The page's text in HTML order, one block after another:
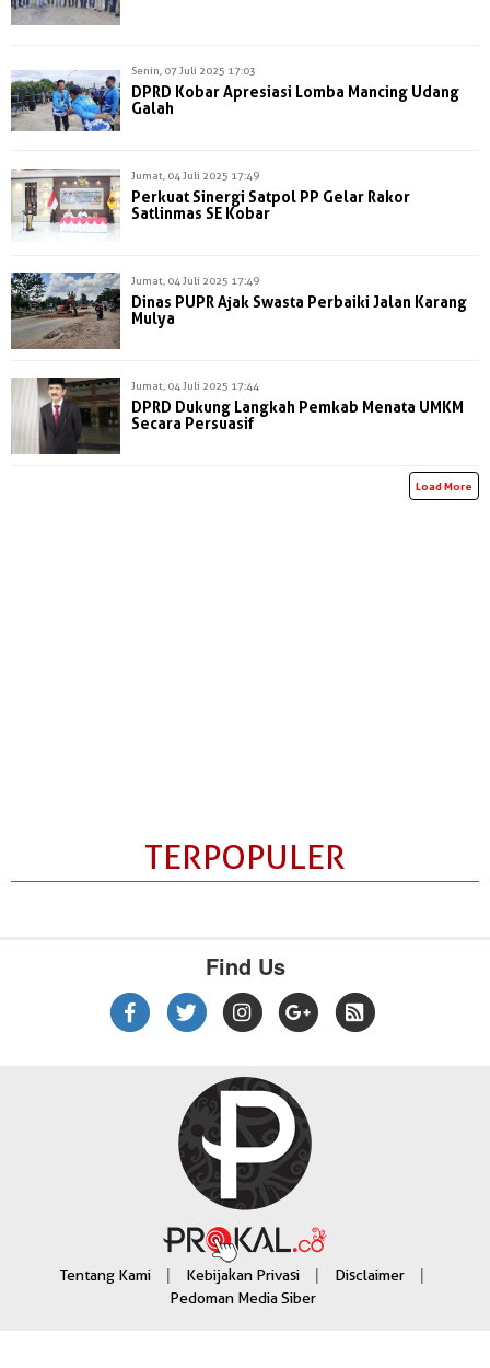
Senin, 07 Juli 2025 17:03
DPRD Kobar Apresiasi Lomba Mancing Udang
Galah
Jumat, 04 Juli 2025 17:49
Perkuat Sinergi Satpol PP Gelar Rakor
Satlinmas SE Kobar
Jumat, 04 Juli 2025 17:49
Dinas PUPR Ajak Swasta Perbaiki Jalan Karang
Mulya
Jumat, 04 Juli 2025 17:44
DPRD Dukung Langkah Pemkab Menata UMKM
Secara Persuasif
Load More
TERPOPULER
Find Us
Tentang Kami | Kebijakan Privasi | Disclaimer |
Pedoman Media Siber